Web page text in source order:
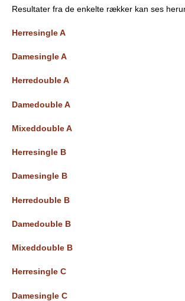
bResultater fra de enkelte rækker kan ses
Herresingle A
Damesingle A
Herredouble A
Damedouble A
Mixeddouble A
Herresingle B
Damesingle B
Herredouble B
Damedouble B
Mixeddouble B
Herresingle C
Damesingle C